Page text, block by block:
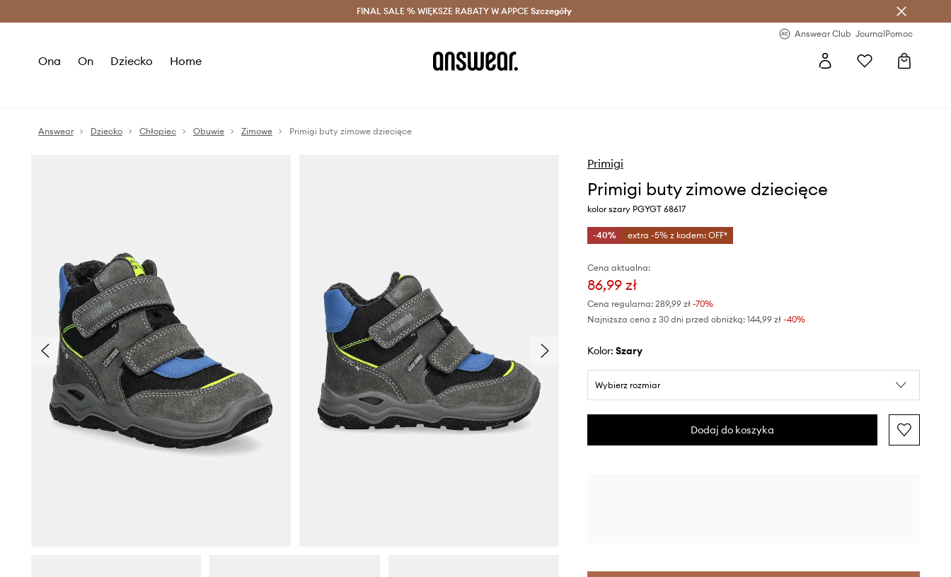
Oszczędzaj z Answear Club > Dostawa nawet w 24h >
FINAL SALE % WIĘKSZE RABATY W APPCE Szczegóły
Answear Club JournalPomoc
Ona On Dziecko Home
Answear Dziecko Chłopiec Obuwie Zimowe Primigi buty zimowe dziecięce
Primigi
Primigi buty zimowe dziecięce
kolor szary PGYGT 68617
-40% extra -5% z kodem: OFF*
Cena aktualna:
86,99 zł
Cena regularna: 289,99 zł-70%
Najniższa cena z 30 dni przed obniżką: 144,99 zł -40%
Kolor: szary
Wybierz rozmiar
Dodaj do koszyka